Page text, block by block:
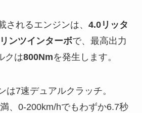
されるエンジンは、 4.0リッタ
ンツインターボで、最高出力
クは800Nmを発生します。
は7速デュアルクラッチ。
、0-200km/hでもわずか6.7秒